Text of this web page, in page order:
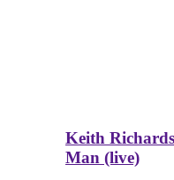
Keith
Man (live)